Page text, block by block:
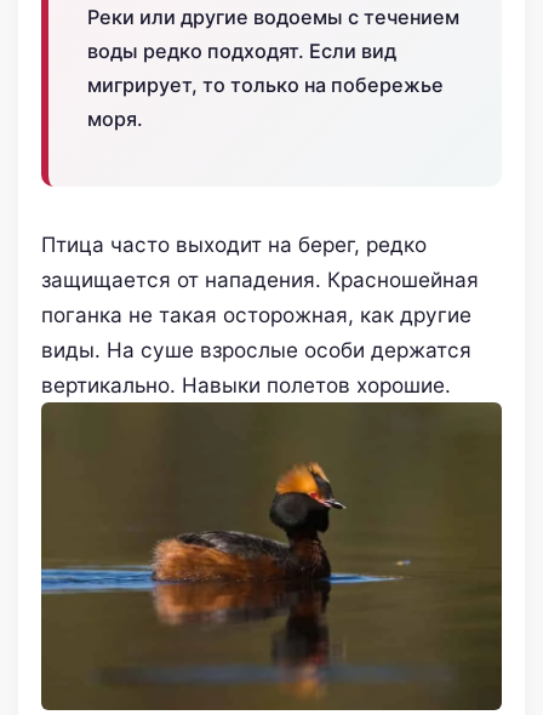
Реки или другие водоемы с течением
воды редко подходят. Если вид
мигрирует, то только на побережье
моря.
Птица часто выходит на берег, редко
защищается от нападения. Красношейная
поганка не такая осторожная, как другие
виды. На суше взрослые особи держатся
вертикально. Навыки полетов хорошие.